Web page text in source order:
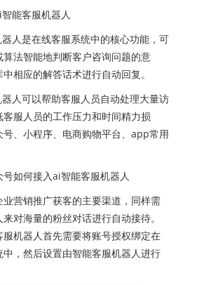
能客服机器人
是在线客服系统中的核心功能，可
算法智能地判断客户咨询问题的意
相应的解答话术进行自动回复。
可以帮助客服人员自动处理大量访
服人员的工作压力和时间精力损
号、小程序、电商购物平台、app常用
如何接入ai智能客服机器人
营销推广获客的主要渠道，同样需
对海量的粉丝对话进行自动接待。
机器人首先需要将账号授权绑定在
，然后设置由智能客服机器人进行